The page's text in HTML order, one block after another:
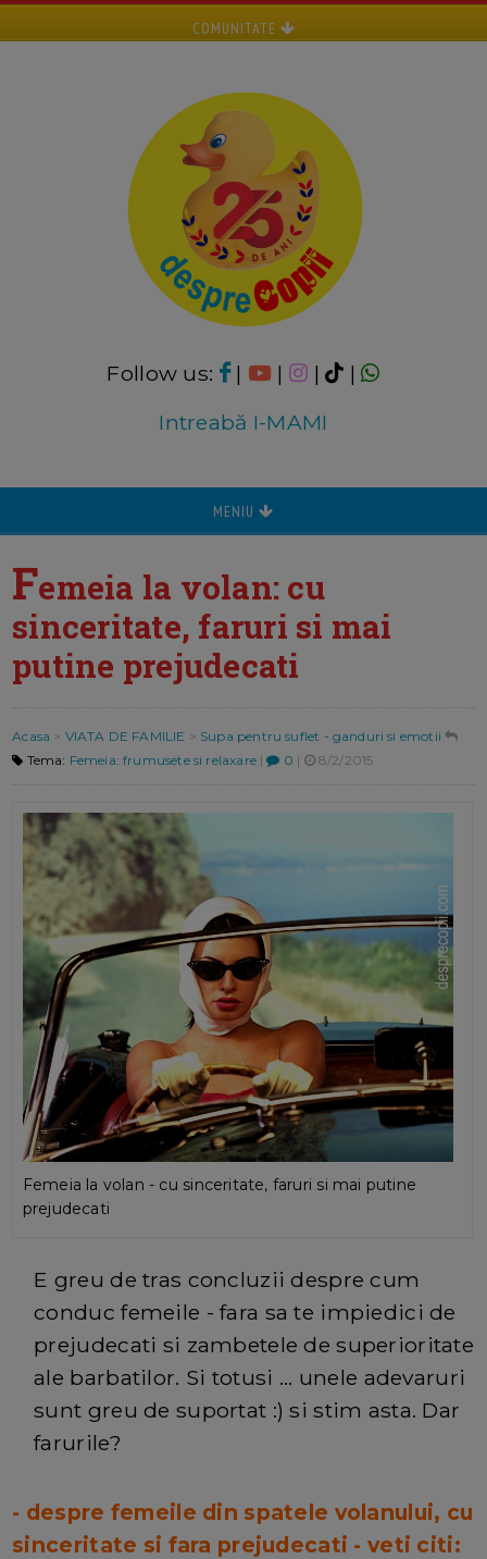
COMUNITATE
Follow us: | | |
|
Intreabă I-MAMI
MENIU
Femeia la volan: cu
sinceritate, faruri si mai
putine prejudecati
Acasa > VIATA DE FAMILIE > Supa pentru suflet - ganduri si emotii
Tema: Femeia: frumusete si relaxare| 0 | 8/2/2015
Femeia la volan - cu sinceritate, faruri si mai putine
prejudecati
E greu de tras concluzii despre cum
conduc femeile - fara sa te impiedici de
prejudecati si zambetele de superioritate
ale barbatilor. Si totusi ... unele adevaruri
sunt greu de suportat :) si stim asta. Dar
farurile?
- despre femeile din spatele volanului, cu
sinceritate si fara prejudecati - veti citi: